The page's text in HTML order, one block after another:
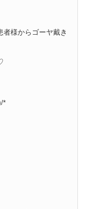
様からゴーヤ戴き
*